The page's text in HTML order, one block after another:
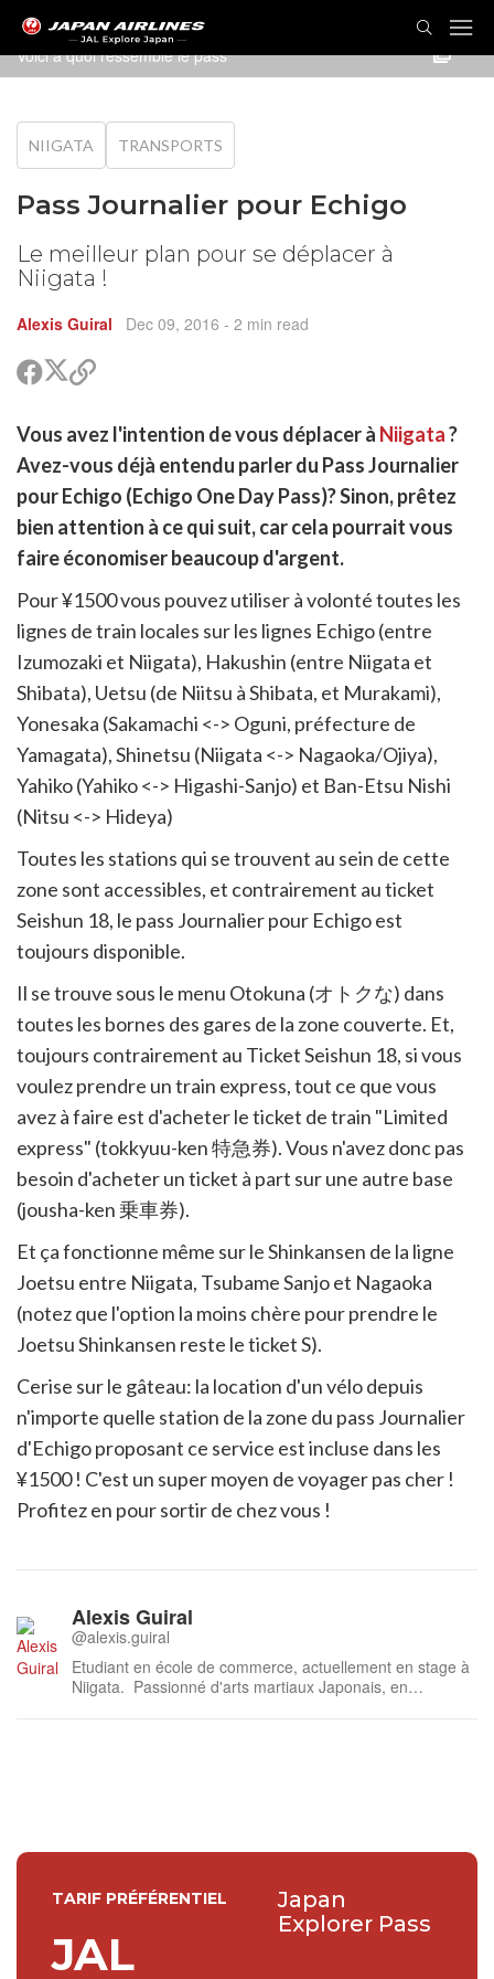
Voici à quoi ressemble le pass
NIIGATA TRANSPORTS
Pass Journalier pour Echigo
Le meilleur plan pour se déplacer à
Niigata !
Alexis Guiral Dec 09, 2016 - 2 min read
PartagerPartager
sur
Copier
pour
partager
Vous avez l'intention de vous déplacer à Niigata?
Avez-vous déjà entendu parler du Pass Journalier
pour Echigo (Echigo One Day Pass)? Sinon, prêtez
bien attention à ce qui suit, car cela pourrait vous
faire économiser beaucoup d'argent.
Pour ¥1500 vous pouvez utiliser à volonté toutes les
lignes de train locales sur les lignes Echigo (entre
Izumozaki et Niigata), Hakushin (entre Niigata et
Shibata), Uetsu (de Niitsu à Shibata, et Murakami),
Yonesaka (Sakamachi <-> Oguni, préfecture de
Yamagata), Shinetsu (Niigata <-> Nagaoka/Ojiya),
Yahiko (Yahiko <-> Higashi-Sanjo) et Ban-Etsu Nishi
(Nitsu <-> Hideya)
Toutes les stations qui se trouvent au sein de cette
zone sont accessibles, et contrairement au ticket
Seishun 18, le pass Journalier pour Echigo est
toujours disponible.
Il se trouve sous le menu Otokuna (オトクな) dans
toutes les bornes des gares de la zone couverte. Et,
toujours contrairement au Ticket Seishun 18, si vous
voulez prendre un train express, tout ce que vous
avez à faire est d'acheter le ticket de train "Limited
express" (tokkyuu-ken 特急券). Vous n'avez donc pas
besoin d'acheter un ticket à part sur une autre base
(jousha-ken 乗車券).
Et ça fonctionne même sur le Shinkansen de la ligne
Joetsu entre Niigata, Tsubame Sanjo et Nagaoka
(notez que l'option la moins chère pour prendre le
Joetsu Shinkansen reste le ticket S).
Cerise sur le gâteau: la location d'un vélo depuis
n'importe quelle station de la zone du pass Journalier
d'Echigo proposant ce service est incluse dans les
¥1500 ! C'est un super moyen de voyager pas cher !
Profitez en pour sortir de chez vous !
Alexis Guiral
@alexis.guiral
Etudiant en école de commerce, actuellement en stage à
Niigata. Passionné d'arts martiaux Japonais, en
TARIF PRÉFÉRENTIEL
JAL
Japan
Explorer Pass